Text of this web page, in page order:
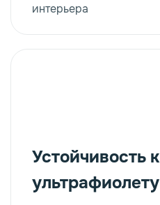
интерьера
Устойчивость к
ультрафиолету